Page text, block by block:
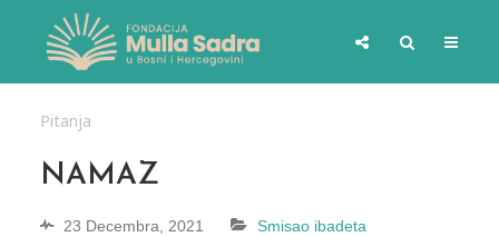
Pitanja
NAMAZ
23 Decembra, 2021 Smisao ibadeta